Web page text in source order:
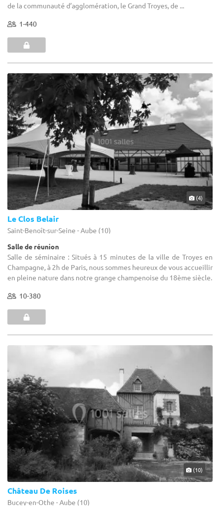
de la communauté d’agglomération, le Grand Troyes, de ...
1-440
(4)
Le Clos Belair
Saint-Benoît-sur-Seine - Aube (10)
Salle de réunion
Salle de séminaire : Situés à 15 minutes de la ville de Troyes en
Champagne, à 2h de Paris, nous sommes heureux de vous accueillir
en pleine nature dans notre grange champenoise du 18ème siècle.
10-380
(10)
Château De Roises
Bucey-en-Othe - Aube (10)